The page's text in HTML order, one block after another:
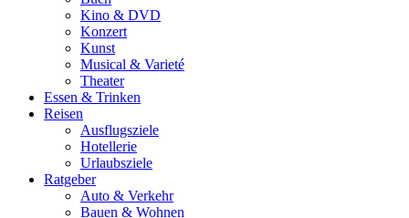
Kino & DVD
Konzert
Kunst
Musical & Varieté
Theater
Essen & Trinken
Reisen
Ausflugsziele
Hotellerie
Urlaubsziele
Ratgeber
Auto & Verkehr
Bauen & Wohnen